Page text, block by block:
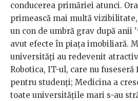
conducerea primăriei atunci.
primească mai multă
un con de umbră grav după anii
avut efecte în piața imobiliară.
universități au redevenit
Robotica, IT-ul, care nu
pentru studenți; Medicina a
toate universitățile mari s-au